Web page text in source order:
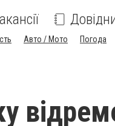
Авто / Мото Погода